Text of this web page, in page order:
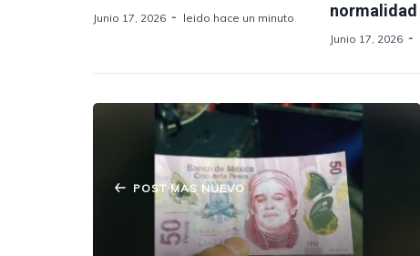
Junio 17, 2026 leido hace un minuto
normalidad
Junio 17, 2026
POST MAS NUEVO
¡Cuidado! Circulan billetes falsos con
imagen de Juan Gabriel.